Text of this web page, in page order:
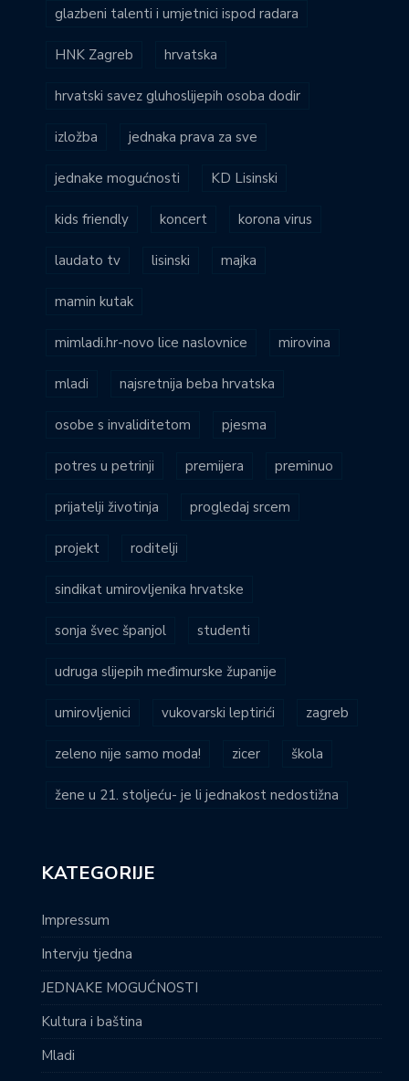
glazbeni talenti i umjetnici ispod radara
HNK Zagreb hrvatska
hrvatski savez gluhoslijepih osoba dodir
izložba jednaka prava za sve
jednake mogućnosti KD Lisinski
kids friendly koncert korona virus
laudato tv lisinski majka
mamin kutak
mimladi.hr-novo lice naslovnice mirovina
mladi najsretnija beba hrvatska
osobe s invaliditetom pjesma
potres u petrinji premijera preminuo
prijatelji životinja progledaj srcem
projekt roditelji
sindikat umirovljenika hrvatske
sonja švec španjol studenti
udruga slijepih međimurske županije
umirovljenici vukovarski leptirići zagreb
zeleno nije samo moda! zicer škola
žene u 21. stoljeću- je li jednakost nedostižna
KATEGORIJE
Impressum
Intervju tjedna
JEDNAKE MOGUĆNOSTI
Kultura i baština
Mladi